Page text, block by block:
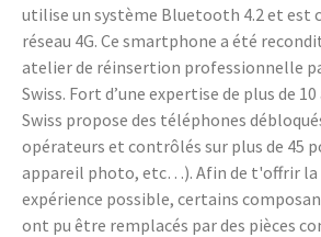
utilise un système Bluetooth 4.2 et est
réseau 4G. Ce smartphone a été
atelier de réinsertion professionnelle
Swiss. Fort d’une expertise de plus de
Swiss propose des téléphones
opérateurs et contrôlés sur plus de 45
appareil photo, etc…). Afin de t'offrir la
expérience possible, certains
ont pu être remplacés par des pièces